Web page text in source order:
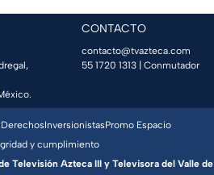
CONTACTO
contacto@tvazteca.com
55 1720 1313 | Conmutador
DerechosInversionistasPromo Espacio
y cumplimiento
Televisión Azteca III y Televisora del Valle de